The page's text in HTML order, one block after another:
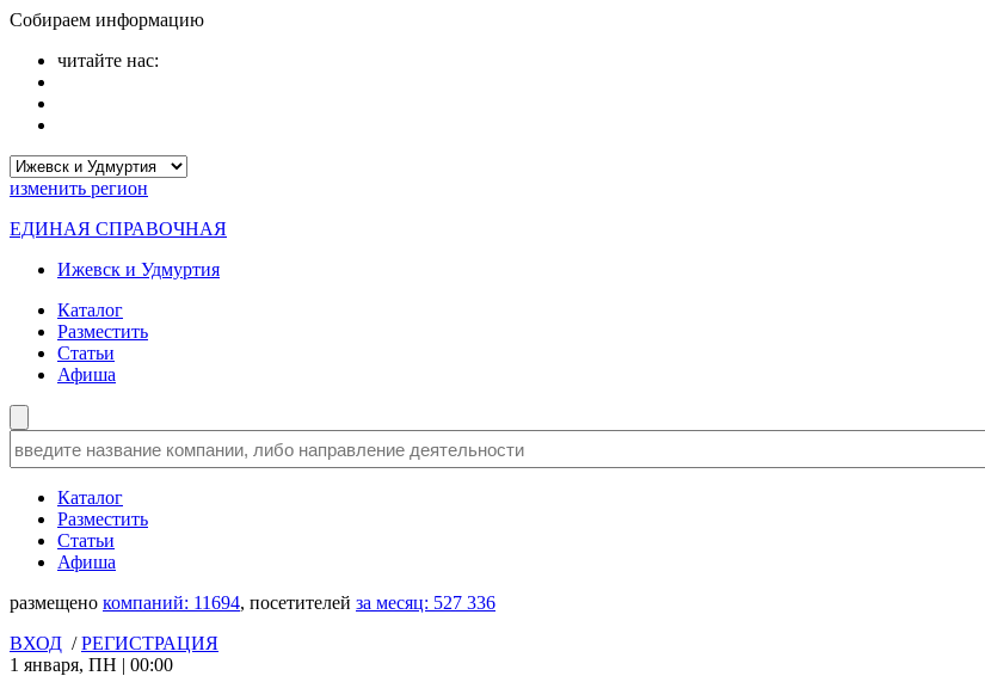
Собираем информацию
читайте нас:
изменить регион
ЕДИНАЯ СПРАВОЧНАЯ
Ижевск и Удмуртия
Каталог
Разместить
Статьи
Афиша
Каталог
Разместить
Статьи
Афиша
размещено компаний: 11694, посетителей за месяц: 527 336
ВХОД /РЕГИСТРАЦИЯ
1 января, ПН | 00:00